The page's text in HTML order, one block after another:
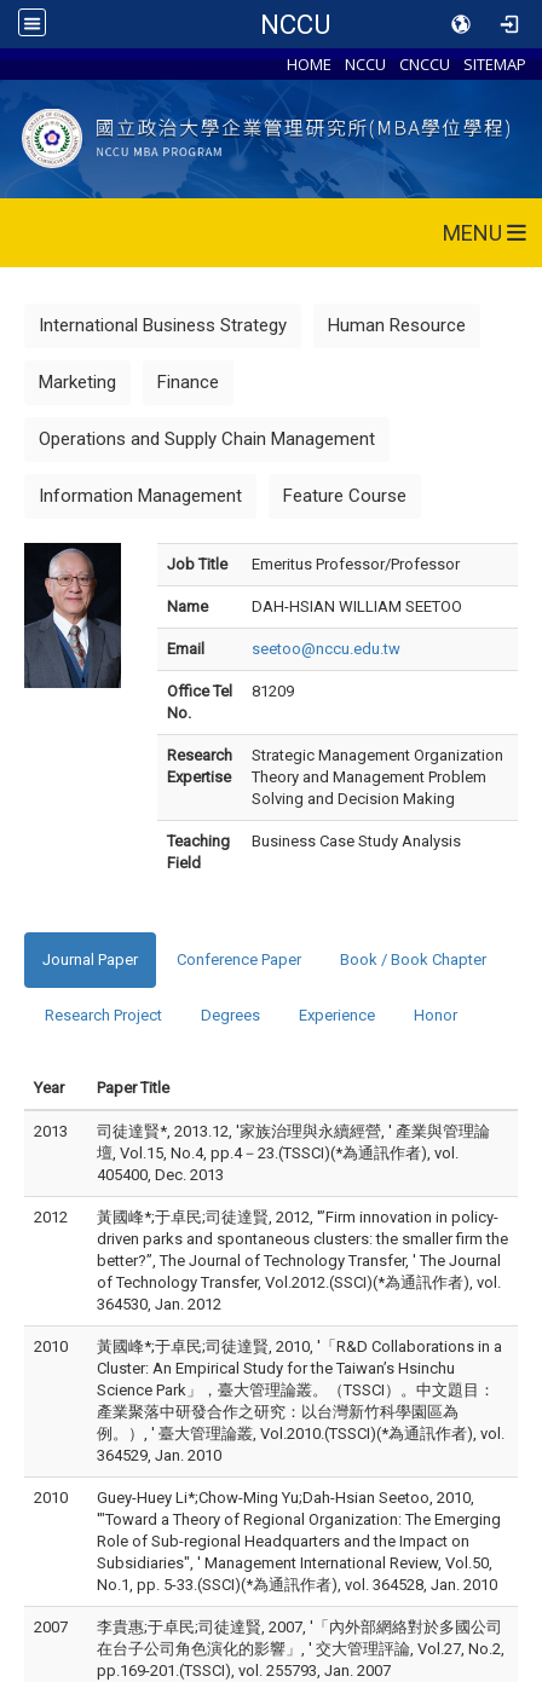
NCCU
HOME NCCU CNCCU SITEMAP
MENU
International Business Strategy Human Resource
Marketing Finance
Operations and Supply Chain Management
Information Management Feature Course
Job Title Emeritus Professor/Professor
Name DAH-HSIAN WILLIAM SEETOO
Email seetoo@nccu.edu.tw
Office Tel
No.
81209
Research
Expertise
Strategic Management Organization
Theory and Management Problem
Solving and Decision Making
Teaching
Field
Business Case Study Analysis
Journal Paper Conference Paper Book / Book Chapter
Research Project Degrees Experience Honor
Year Paper Title
2013
司徒達賢*, 2013.12, '家族治理與永續經營, ' 產業與管理論
壇, Vol.15, No.4, pp.4－23.(TSSCI)(*為通訊作者), vol.
405400, Dec. 2013
2012
黃國峰*;于卓民;司徒達賢, 2012, '”Firm innovation in policy-
driven parks and spontaneous clusters: the smaller firm the
better?”, The Journal of Technology Transfer, ' The Journal
of Technology Transfer, Vol.2012.(SSCI)(*為通訊作者), vol.
364530, Jan. 2012
2010
黃國峰*;于卓民;司徒達賢, 2010, '「R&D Collaborations in a
Cluster: An Empirical Study for the Taiwan’s Hsinchu
Science Park」，臺大管理論叢。（TSSCI）。中文題目：
產業聚落中研發合作之研究：以台灣新竹科學園區為
例。）, ' 臺大管理論叢, Vol.2010.(TSSCI)(*為通訊作者), vol.
364529, Jan. 2010
2010
Guey-Huey Li*;Chow-Ming Yu;Dah-Hsian Seetoo, 2010,
'"Toward a Theory of Regional Organization: The Emerging
Role of Sub-regional Headquarters and the Impact on
Subsidiaries", ' Management International Review, Vol.50,
No.1, pp. 5-33.(SSCI)(*為通訊作者), vol. 364528, Jan. 2010
2007
李貴惠;于卓民;司徒達賢, 2007, '「內外部網絡對於多國公司
在台子公司角色演化的影響」, ' 交大管理評論, Vol.27, No.2,
pp.169-201.(TSSCI), vol. 255793, Jan. 2007